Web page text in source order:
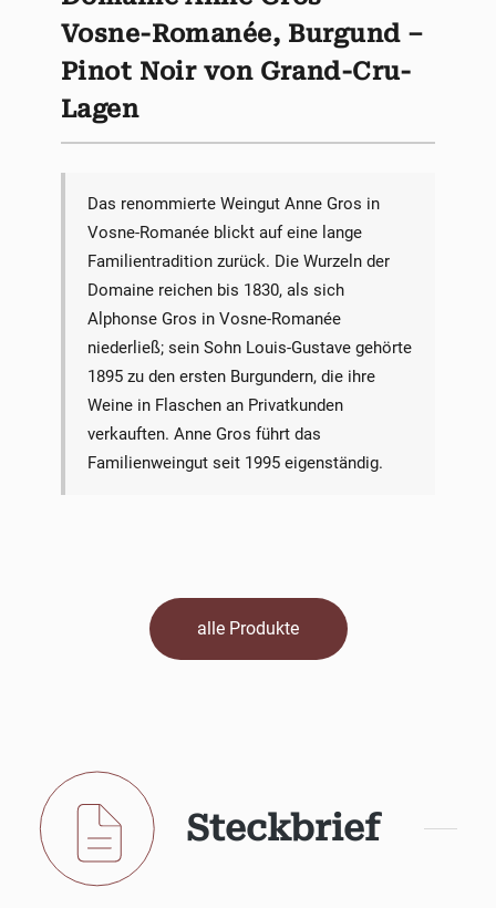
Vosne-Romanée, Burgund –
Pinot Noir von Grand-Cru-
Lagen
Das renommierte Weingut Anne Gros in
Vosne-Romanée blickt auf eine lange
Familientradition zurück. Die Wurzeln der
Domaine reichen bis 1830, als sich
Alphonse Gros in Vosne-Romanée
niederließ; sein Sohn Louis-Gustave gehörte
1895 zu den ersten Burgundern, die ihre
Weine in Flaschen an Privatkunden
verkauften. Anne Gros führt das
Familienweingut seit 1995 eigenständig.
alle Produkte
Steckbrief